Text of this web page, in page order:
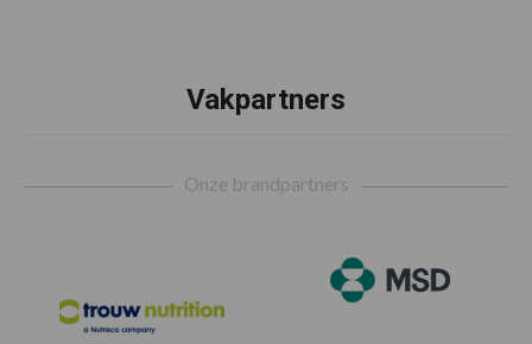
Vakpartners
Onze brandpartners